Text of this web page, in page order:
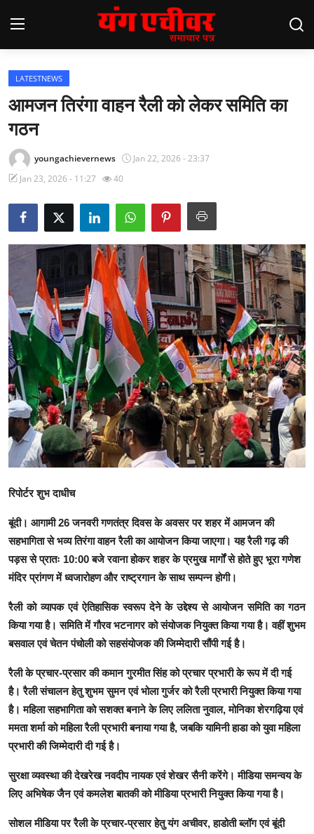
Home
Latestnews
Contact
LATESTNEWS
आमजन तिरंगा वाहन रैली को लेकर समिति का
गठन
youngachievernews
Jan 22, 2026 - 23:37
Jan 23, 2026 - 11:27
40
रिपोर्टर शुभ दाधीच
बूंदी। आगामी 26 जनवरी गणतंत्र दिवस के अवसर पर शहर में आमजन की
सहभागिता से भव्य तिरंगा वाहन रैली का आयोजन किया जाएगा। यह रैली गढ़ की
पड़स से प्रातः 10:00 बजे रवाना होकर शहर के प्रमुख मार्गों से होते हुए भूरा गणेश
मंदिर प्रांगण में ध्वजारोहण और राष्ट्रगान के साथ सम्पन्न होगी।
रैली को व्यापक एवं ऐतिहासिक स्वरूप देने के उद्देश्य से आयोजन समिति का गठन
किया गया है। समिति में गौरव भटनागर को संयोजक नियुक्त किया गया है। वहीं शुभम
बसवाल एवं चेतन पंचोली को सहसंयोजक की जिम्मेदारी सौंपी गई है।
रैली के प्रचार-प्रसार की कमान गुरमीत सिंह को प्रचार प्रभारी के रूप में दी गई
है। रैली संचालन हेतु शुभम सुमन एवं भोला गुर्जर को रैली प्रभारी नियुक्त किया गया
है। महिला सहभागिता को सशक्त बनाने के लिए ललिता नुवाल, मोनिका शेरगढ़िया एवं
ममता शर्मा को महिला रैली प्रभारी बनाया गया है, जबकि यामिनी हाडा को युवा महिला
प्रभारी की जिम्मेदारी दी गई है।
सुरक्षा व्यवस्था की देखरेख नवदीप नायक एवं शेखर सैनी करेंगे। मीडिया समन्वय के
लिए अभिषेक जैन एवं कमलेश बातकी को मीडिया प्रभारी नियुक्त किया गया है।
सोशल मीडिया पर रैली के प्रचार-प्रसार हेतु यंग अचीवर, हाडोती ब्लॉग एवं बूंदी